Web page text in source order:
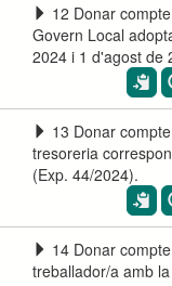
12 Donar
Govern Local
2024 i 1 d'agost de
13 Donar
tresoreria
(Exp. 44/2024).
14 Donar
treballador/a amb